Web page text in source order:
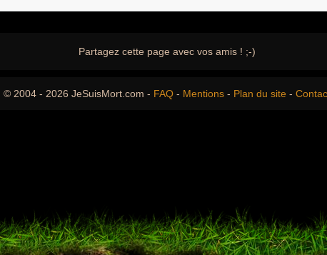
Partagez cette page avec vos amis ! ;-)
© 2004 - 2026 JeSuisMort.com - FAQ - Mentions - Plan du site -